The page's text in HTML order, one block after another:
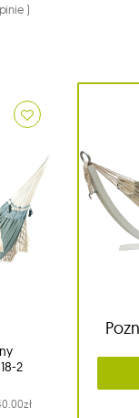
)
2